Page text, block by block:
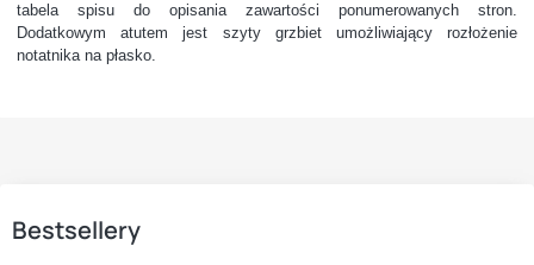
tabela spisu do opisania zawartości ponumerowanych stron.
Dodatkowym atutem jest szyty grzbiet umożliwiający rozłożenie
notatnika na płasko.
Bestsellery